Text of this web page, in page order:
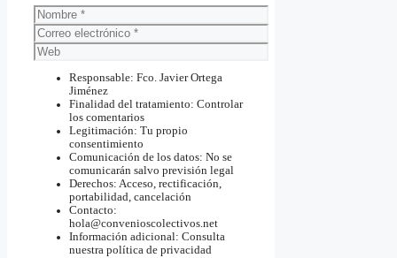
Nombre
Correo
electrónico
Web
Responsable: Fco. Javier Ortega
Jiménez
Finalidad del tratamiento: Controlar
los comentarios
Legitimación: Tu propio
consentimiento
Comunicación de los datos: No se
comunicarán salvo previsión legal
Derechos: Acceso, rectificación,
portabilidad, cancelación
Contacto:
hola@convenioscolectivos.net
Información adicional: Consulta
nuestra política de privacidad